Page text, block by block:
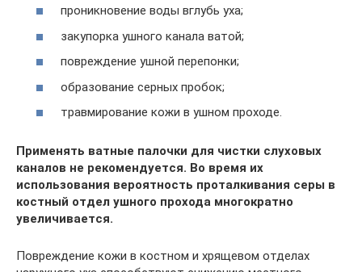
проникновение воды вглубь уха;
закупорка ушного канала ватой;
повреждение ушной перепонки;
образование серных пробок;
травмирование кожи в ушном проходе.
Применять ватные палочки для чистки слуховых
каналов не рекомендуется. Во время их
использования вероятность проталкивания серы в
костный отдел ушного прохода многократно
увеличивается.
Повреждение кожи в костном и хрящевом отделах